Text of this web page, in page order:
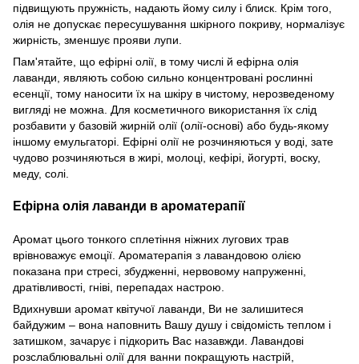
підвищують пружність, надають йому силу і блиск. Крім того,
олія не допускає пересушування шкірного покриву, нормалізує
жирність, зменшує прояви лупи.
Пам'ятайте, що ефірні олії, в тому числі й ефірна олія
лаванди, являють собою сильно концентровані рослинні
есенції, тому наносити їх на шкіру в чистому, нерозведеному
вигляді не можна. Для косметичного використання їх слід
розбавити у базовій жирній олії (олії-основі) або будь-якому
іншому емульгаторі. Ефірні олії не розчиняються у воді, зате
чудово розчиняються в жирі, молоці, кефірі, йогурті, воску,
меду, солі.
Ефірна олія лаванди в ароматерапії
Аромат цього тонкого сплетіння ніжних лугових трав
врівноважує емоції. Ароматерапія з лавандовою олією
показана при стресі, збудженні, нервовому напруженні,
дратівливості, гніві, перепадах настрою.
Вдихнувши аромат квітучої лаванди, Ви не залишитеся
байдужим – вона наповнить Вашу душу і свідомість теплом і
затишком, зачарує і підкорить Вас назавжди. Лавандові
розслаблювальні олії для ванни покращують настрій,